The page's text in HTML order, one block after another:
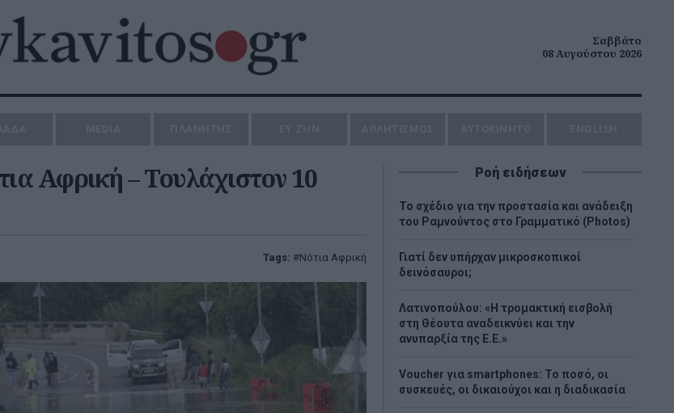
Σαββάτο
08 Αυγούστου 2026
Αφρική – Τουλάχιστον 10
Tags: Νότια Αφρική
Ροή ειδήσεων
Το σχέδιο για την προστασία και ανάδειξη
του Ραμνούντος στο Γραμματικό (Photos)
Γιατί δεν υπήρχαν μικροσκοπικοί
δεινόσαυροι;
Λατινοπούλου: «Η τρομακτική εισβολή
στη Θέουτα αναδεικνύει και την
ανυπαρξία της Ε.Ε.»
Voucher για smartphones: Το ποσό, οι
συσκευές, οι δικαιούχοι και η διαδικασία